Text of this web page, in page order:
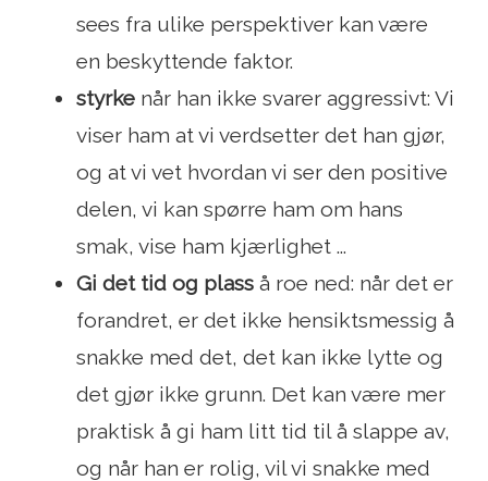
sees fra ulike perspektiver kan være
en beskyttende faktor.
styrke når han ikke svarer aggressivt: Vi
viser ham at vi verdsetter det han gjør,
og at vi vet hvordan vi ser den positive
delen, vi kan spørre ham om hans
smak, vise ham kjærlighet ...
Gi det tid og plass å roe ned: når det er
forandret, er det ikke hensiktsmessig å
snakke med det, det kan ikke lytte og
det gjør ikke grunn. Det kan være mer
praktisk å gi ham litt tid til å slappe av,
og når han er rolig, vil vi snakke med